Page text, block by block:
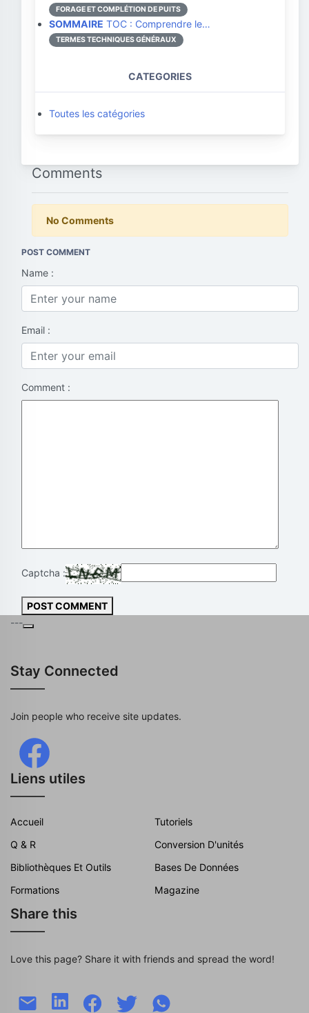
FORAGE ET COMPLÉTION DE PUITS
SOMMAIRE TOC : Comprendre le…
TERMES TECHNIQUES GÉNÉRAUX
CATEGORIES
Toutes les catégories
Comments
No Comments
POST COMMENT
Name :
Email :
Comment :
Captcha :
POST COMMENT
---
Stay Connected
Join people who receive site updates.
Liens utiles
Accueil
Tutoriels
Q & R
Conversion D'unités
Bibliothèques Et Outils
Bases De Données
Formations
Magazine
Share this
Love this page? Share it with friends and spread the word!